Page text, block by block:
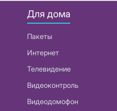
Для дома
Пакеты
Интернет
Телевидение
Видеоконтроль
Видеодомофон